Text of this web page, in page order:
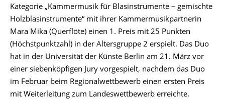
Kategorie „Kammermusik für Blasinstrumente – gemischte
Holzblasinstrumente“ mit ihrer Kammermusikpartnerin
Mara Mika (Querflöte) einen 1. Preis mit 25 Punkten
(Höchstpunktzahl) in der Altersgruppe 2 erspielt. Das Duo
hat in der Universität der Künste Berlin am 21. März vor
einer siebenköpfigen Jury vorgespielt, nachdem das Duo
im Februar beim Regionalwettbewerb einen ersten Preis
mit Weiterleitung zum Landeswettbewerb erreichte.